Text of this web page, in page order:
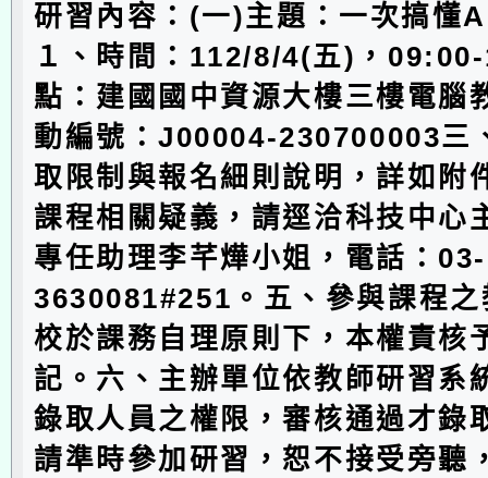
研習內容：(一)主題：一次搞懂
１、時間：112/8/4(五)，
點：建國國中資源大樓三樓電腦
動編號：J00004-230700003三
取限制與報名細則說明，詳如附
課程相關疑義，請逕洽科技中心
專任助理李芊燁小姐，電話：03-
3630081#251。五、參與課程之
校於課務自理原則下，本權責核
記。六、主辦單位依教師研習系
錄取人員之權限，審核通過才錄
請準時參加研習，恕不接受旁聽